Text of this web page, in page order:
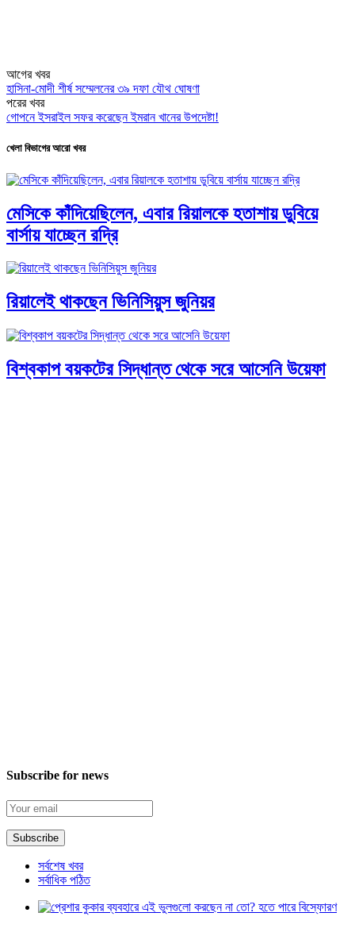
আগের খবর
হাসিনা-মোদী শীর্ষ সম্মেলনের ৩৯ দফা যৌথ ঘোষণা
পরের খবর
গোপনে ইসরাইল সফর করেছেন ইমরান খানের উপদেষ্টা!
খেলা বিভাগের আরো খবর
মেসিকে কাঁদিয়েছিলেন, এবার রিয়ালকে হতাশায় ডুবিয়ে
বার্সায় যাচ্ছেন রদ্রি
রিয়ালেই থাকছেন ভিনিসিয়ুস জুনিয়র
বিশ্বকাপ বয়কটের সিদ্ধান্ত থেকে সরে আসেনি উয়েফা
Subscribe for news
সর্বশেষ খবর
সর্বাধিক পঠিত